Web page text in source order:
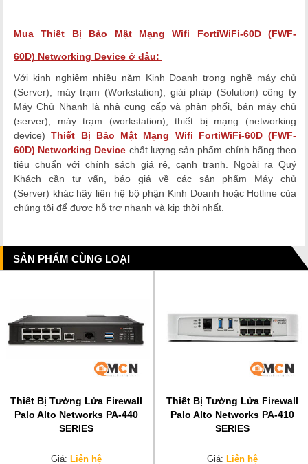
MuaThiết Bị Bảo Mật Mạng Wifi FortiWiFi-60D (FWF-
60D) Networking Device ở đâu:
Với kinh nghiệm nhiều năm Kinh Doanh trong nghề máy chủ
(Server), máy trạm (Workstation), giải pháp (Solution)công ty
Máy Chủ Nhanh là nhà cung cấp và phân phối, bán máy chủ
(server), máy trạm (workstation), thiết bị mạng (networking
device)Thiết Bị Bảo Mật Mạng Wifi FortiWiFi-60D (FWF-
60D) Networking Device chất lượng sản phẩm chính hãng theo
tiêu chuẩn với chính sách giá rẻ, cạnh tranh. Ngoài ra Quý
Khách cần tư vấn, báo giá về các sản phẩm Máy chủ
(Server) khác hãy liên hệ bộ phận Kinh Doanh hoặc Hotline của
chúng tôi để được hỗ trợ nhanh và kịp thời nhất.
SẢN PHẨM CÙNG LOẠI
Thiết Bị Tường Lửa Firewall
Palo Alto Networks PA-440
SERIES
Giá: Liên hệ
Thiết Bị Tường Lửa Firewall
Palo Alto Networks PA-410
SERIES
Giá: Liên hệ